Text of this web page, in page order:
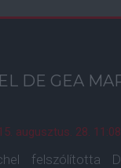
DE GEA
augusztus. 28. 11:08
felszólította